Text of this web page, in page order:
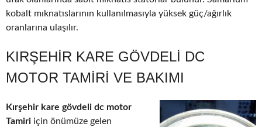
kobalt mıknatıslarının kullanılmasıyla yüksek güç/ağırlık
oranlarına ulaşılır.
KIRŞEHIR KARE GÖVDELI DC
MOTOR TAMIRI VE BAKIMI
Kırşehir kare gövdeli dc motor
Tamiri için önümüze gelen